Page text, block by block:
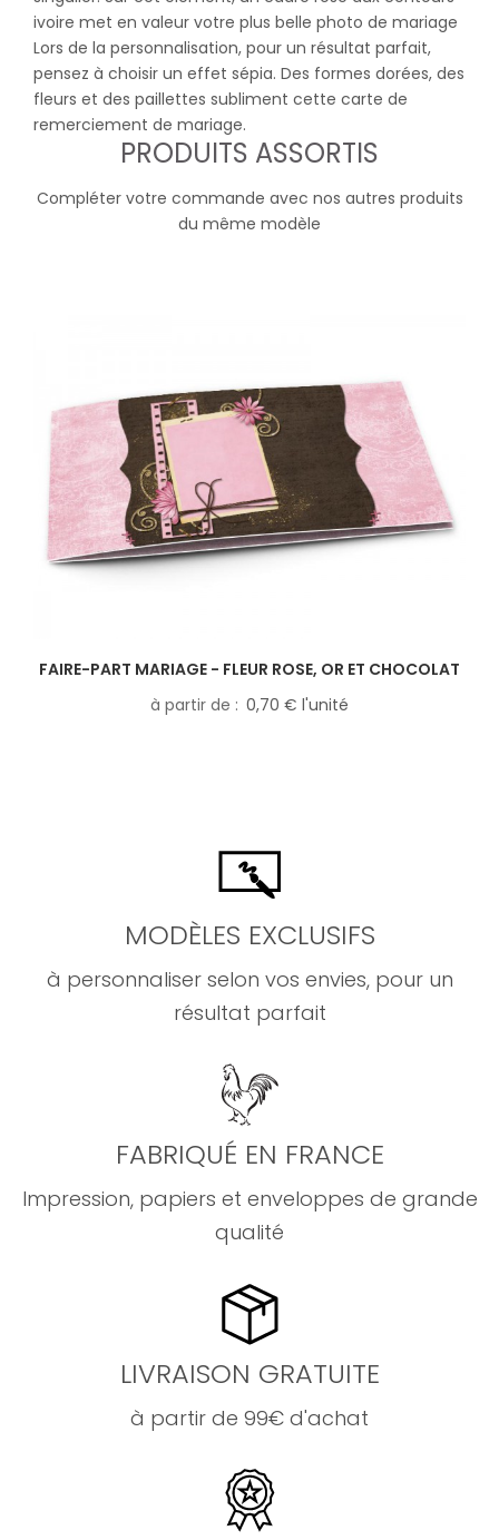
ivoire met en valeur votre plus belle photo de mariage
Lors de la personnalisation, pour un résultat parfait,
pensez à choisir un effet sépia. Des formes dorées, des
fleurs et des paillettes subliment cette carte de
remerciement de mariage.
PRODUITS ASSORTIS
Compléter votre commande avec nos autres produits
du même modèle
FAIRE-PART MARIAGE - FLEUR ROSE, OR ET CHOCOLAT
à partir de
0,70 € l'unité
MODÈLES EXCLUSIFS
à personnaliser selon vos envies, pour un
résultat parfait
FABRIQUÉ EN FRANCE
Impression, papiers et enveloppes de grande
qualité
LIVRAISON GRATUITE
à partir de 99€ d'achat